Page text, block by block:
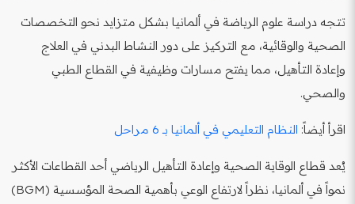
تتجه دراسة علوم الرياضة في ألمانيا بشكل متزايد نحو التخصصات
الصحية والوقائية، مع التركيز على دور النشاط البدني في العلاج
وإعادة التأهيل، مما يفتح مسارات وظيفية في القطاع الطبي
والصحي.
اقرأ أيضاً: النظام التعليمي في ألمانيا بـ 6 مراحل
يُعد قطاع الوقاية الصحية وإعادة التأهيل الرياضي أحد القطاعات الأكثر
نمواً في ألمانيا، نظراً لارتفاع الوعي بأهمية الصحة المؤسسية (BGM)